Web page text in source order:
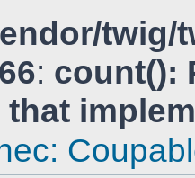
: count():